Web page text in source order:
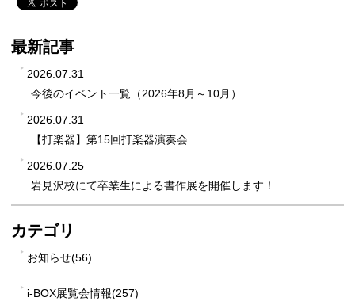
最新記事
2026.07.31
今後のイベント一覧（2026年8月～10月）
2026.07.31
【打楽器】第15回打楽器演奏会
2026.07.25
岩見沢校にて卒業生による書作展を開催します！
カテゴリ
お知らせ(56)
i-BOX展覧会情報(257)